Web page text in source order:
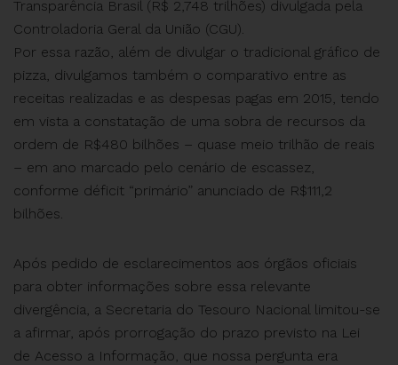
Transparência Brasil (R$ 2,748 trilhões) divulgada pela
Controladoria Geral da União (CGU).
Por essa razão, além de divulgar o tradicional gráfico de
pizza, divulgamos também o comparativo entre as
receitas realizadas e as despesas pagas em 2015, tendo
em vista a constatação de uma sobra de recursos da
ordem de R$480 bilhões – quase meio trilhão de reais
– em ano marcado pelo cenário de escassez,
conforme déficit “primário” anunciado de R$111,2
bilhões.
Após pedido de esclarecimentos aos órgãos oficiais
para obter informações sobre essa relevante
divergência, a Secretaria do Tesouro Nacional limitou-se
a afirmar, após prorrogação do prazo previsto na Lei
de Acesso a Informação, que nossa pergunta era